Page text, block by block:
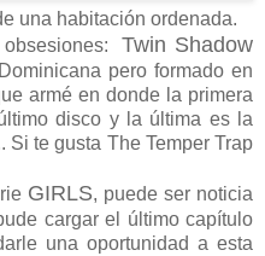
una habitación ordenada.
obsesiones:Twin Shadow
pero formado en
armé en donde la primera
disco y la última es la
te gusta The Temper Trap
GIRLS, puede ser noticia
cargar el último capítulo
una oportunidad a esta